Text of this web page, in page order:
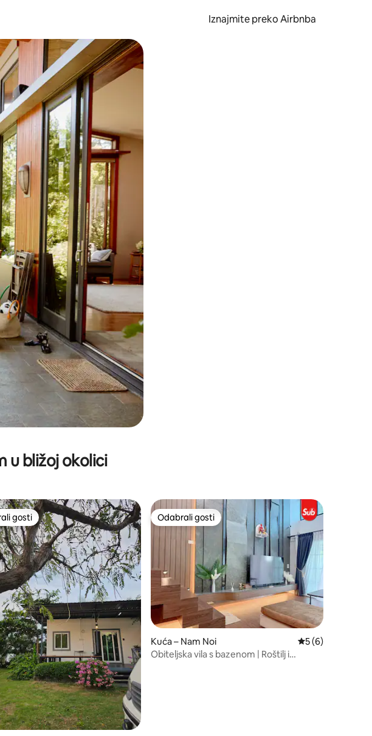
Iznajmite preko Airbnba
dolje, kao i dodirom ili prelaskom prstom po zaslonu.
u bližoj okolici
5, recenzija: 62
gosti
gosti Odabrali gosti
Odabrali gosti
Kuća – Nam Noi Prosječna
5 (6)
Obiteljska vila s bazenom | Roštilj i